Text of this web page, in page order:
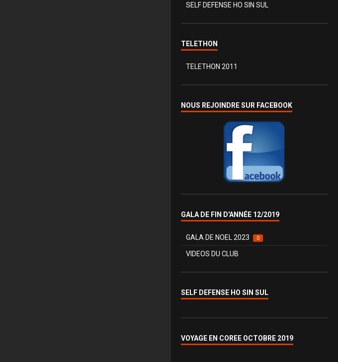
SELF DEFENSE HO SIN SUL
TELETHON
TELETHON 2011
NOUS REJOINDRE SUR FACEBOOK
GALA DE FIN D'ANNÉE 12/2019
GALA DE NOEL 2023 0
VIDEOS DU CLUB
SELF DEFENSE HO SIN SUL
VOYAGE EN COREE OCTOBRE 2019